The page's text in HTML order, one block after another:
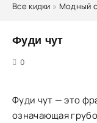
Все кидки » Модный
Фуди чут
0
Фуди чут — это
означающая